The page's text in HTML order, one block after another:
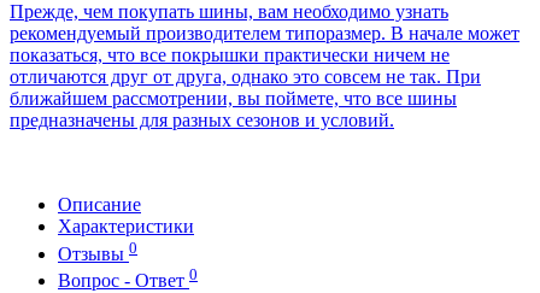
Прежде, чем покупать шины, вам необходимо узнать
рекомендуемый производителем типоразмер. В начале может
показаться, что все покрышки практически ничем не
отличаются друг от друга, однако это совсем не так. При
ближайшем рассмотрении, вы поймете, что все шины
предназначены для разных сезонов и условий.
Описание
Характеристики
Отзывы 0
Вопрос - Ответ 0